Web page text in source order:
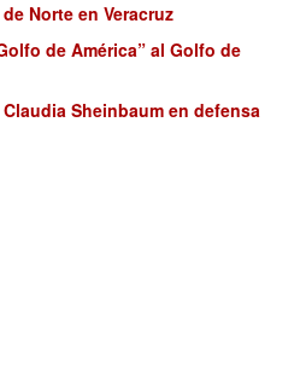
Norte en Veracruz
de América” al Golfo de
Sheinbaum en defensa